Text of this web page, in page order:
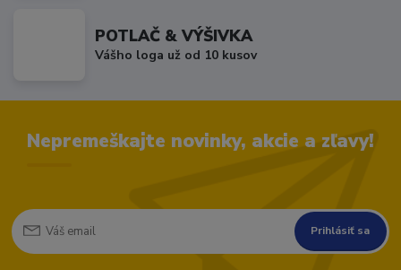
POTLAČ & VÝŠIVKA
Vášho loga už od 10 kusov
Nepremeškajte novinky, akcie a zľavy!
Prihlásiť sa